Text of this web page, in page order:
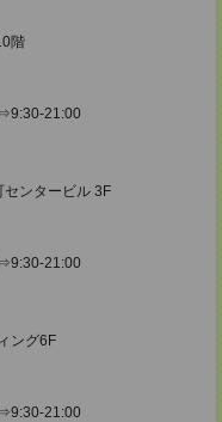
階
21:00
ンタービル 3F
21:00
ング6F
21:00